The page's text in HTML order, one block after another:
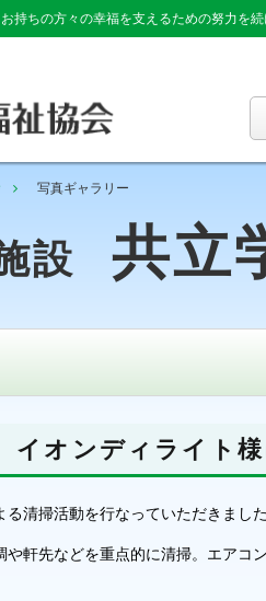
持ちの方々の幸福を支えるための努力を続
写真ギャラリー
設 共立
オンディライト様
清掃活動を行なっていただきました
軒先などを重点的に清掃。エアコ